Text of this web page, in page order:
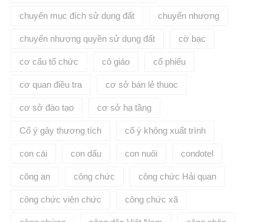
chuyển mục đích sử dụng đất chuyển nhượng
chuyển nhượng quyền sử dụng đất cờ bạc
cơ cấu tổ chức cô giáo cổ phiếu
cơ quan điều tra cơ sở bán lẻ thuoc
cơ sở đào tạo cơ sở hạ tầng
Cố ý gây thương tích cố ý không xuất trình
con cái con dấu con nuôi condotel
công an công chức công chức Hải quan
công chức viên chức công chức xã